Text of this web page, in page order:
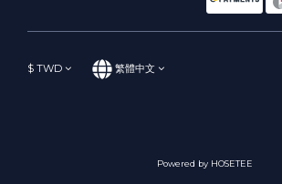
$ TWD 繁體中文
Powered by HOSETEE